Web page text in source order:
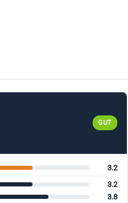
GUT
3.2
3.2
3.8